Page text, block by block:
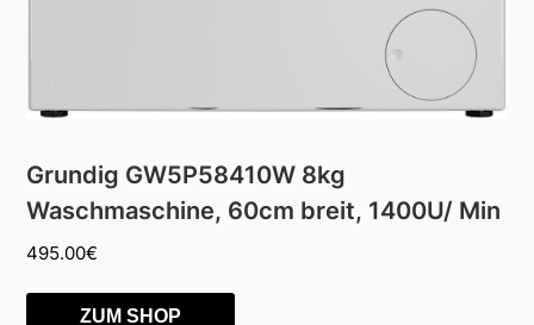
Grundig GW5P58410W 8kg
Waschmaschine, 60cm breit, 1400U/ Min
495.00€
ZUM SHOP